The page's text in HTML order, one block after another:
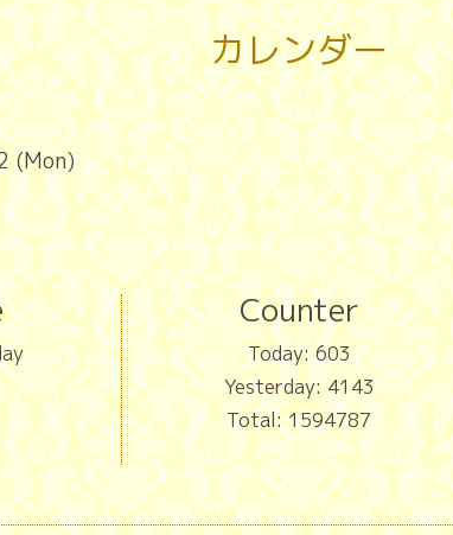
カレンダー
(Mon)
Counter
Today:603
Yesterday:4143
Total:1594787